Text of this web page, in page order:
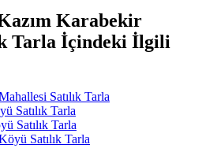
Karabekir
Tarla İçindeki İlgili
Satılık Tarla
Satılık Tarla
Satılık Tarla
Satılık Tarla